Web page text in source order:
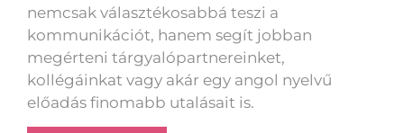
nemcsak választékosabbá teszi a
kommunikációt, hanem segít jobban
megérteni tárgyalópartnereinket,
kollégáinkat vagy akár egy angol nyelvű
előadás finomabb utalásait is.